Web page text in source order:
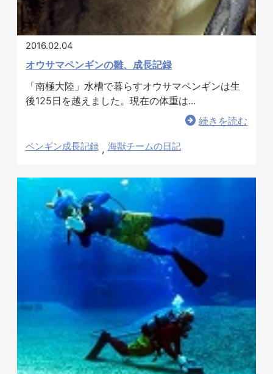
2016.02.04
オウサマペンギンの雛、成長記録
「南極大陸」水槽で暮らすオウサマペンギンは生
後125日を越えました。現在の体重は...
続きを読む
ペンギン成長記録 , 海獣チームの日記